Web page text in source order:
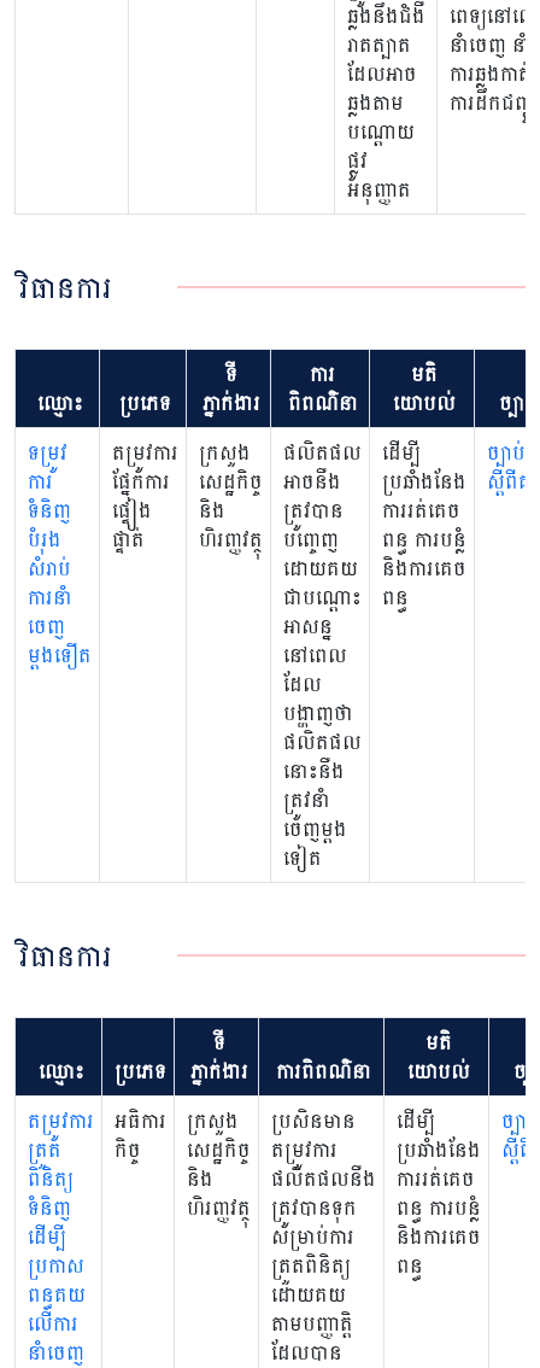
ឆ្លងនឹងជំងឺ
រាតត្បាត
ដែលអាច
ឆ្លងតាម
បណ្តោយ
ផ្លូវ
អនុញ្ញាត
ពេទ្យនៅលើ
នាំចេញ ន
ការឆ្លងកា
ការដឹកជញ្ជូ
វិធានការ
ឈ្មោះ ប្រភេទ
ទី
ភ្នាក់ងារ
ការ
ពិពណ៌នា
មតិ
យោបល់
ច្បាប់
ទម្រូវ
ការ
ទំនិញ
បំរុង
សំរាប់
ការនាំ
ចេញ
ម្តងទឿត
តម្រូវការ
ផ្នែកការ
ផ្ទៀង
ផ្ទាត់
ក្រសួង
សេដ្ឋកិច្ច
និង
ហិរញ្ញវត្ថុ
ផលិតផល
អាចនឺង
ត្រូវបាន
បញ្ចេញ
ដោយគយ
ជាបណ្តោះ
អាសន្ន
នៅពេល
ដែល
បង្ហាញថា
ផលិតផល
នោះនឺង
ត្រូវនាំ
ចេញម្តង
ទៀត
ដើម្បី
ប្រឆាំងនែង
ការរត់គេច
ពន្ធ ការបន្លំ
និងការគេច
ពន្ធ
ច្បាប់
ស្តីពីគ
វិធានការ
ឈ្មោះ ប្រភេទ
ទី
ភ្នាក់ងារ
ការពិពណ៌នា
មតិ
យោបល់
ច្ប
តម្រូវការ
ត្រួត
ពិនិត្យ
ទំនិញ
ដើម្បី
ប្រកាស
ពន្ធគយ
លើការ
នាំចេញ
អធិការ
កិច្ច
ក្រសួង
សេដ្ឋកិច្ច
និង
ហិរញ្ញវត្ថុ
ប្រសិនមាន
តម្រូវការ
ផលិតផលនឺង
ត្រូវបានទុក
សម្រាប់ការ
ត្រួតពិនិត្យ
ដោយគយ
តាមបញ្ញាត្តិ
ដែលបាន
ដើម្បី
ប្រឆាំងនែង
ការរត់គេច
ពន្ធ ការបន្លំ
និងការគេច
ពន្ធ
ច្បាប់
ស្តី